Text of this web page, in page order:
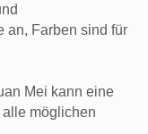
an, Farben sind für
Mei kann eine
möglichen